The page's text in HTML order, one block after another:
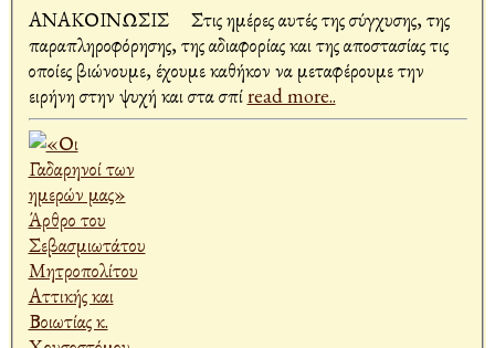
ΑΝΑΚΟΙΝΩΣΙΣ Στις ημέρες αυτές της σύγχυσης, της
παραπληροφόρησης, της αδιαφορίας και της αποστασίας τις
οποίες βιώνουμε, έχουμε καθήκον να μεταφέρουμε την
ειρήνη στην ψυχή και στα σπίread more..